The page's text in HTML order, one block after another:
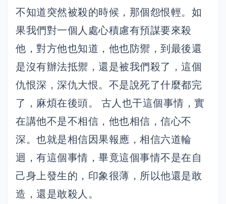
不知道突然被殺的時候，那個怨恨輕。如
果我們對一個人處心積慮有預謀要來殺
他，對方他也知道，他也防禦，到最後還
是沒有辦法抵禦，還是被我們殺了，這個
仇恨深，深仇大恨。不是說死了什麼都完
了，麻煩在後頭。 古人也干這個事情，實
在講他不是不相信，他也相信，信心不
深。也就是相信因果報應，相信六道輪
迴，有這個事情，畢竟這個事情不是在自
己身上發生的，印象很薄，所以他還是敢
造，還是敢殺人。